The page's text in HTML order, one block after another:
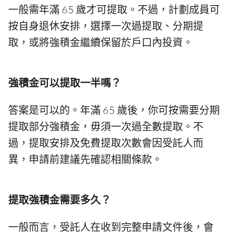
一般需年滿 65 歲才可提取。不過，計劃成員可
按自身退休安排，選擇一次過提取、分期提
取，或將強積金繼續保留於戶口內投資。
強積金可以提取一半嗎？
答案是可以的。年滿 65 歲後，你可按需要分期
提取部分強積金，毋須一次過全數提取。不
過，提取安排及免費提取次數會因受託人而
異，申請前建議先確認相關條款。
提取強積金需要多久？
一般而言，受託人在收到完整申請文件後，會